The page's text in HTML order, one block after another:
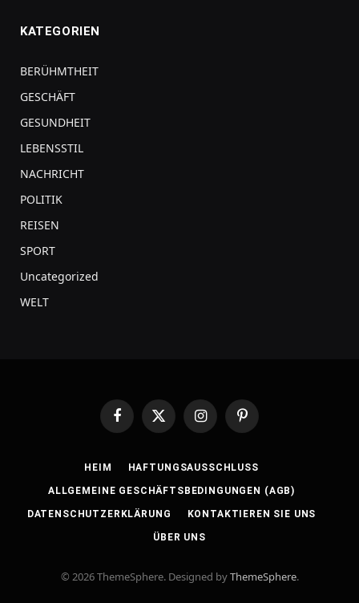
KATEGORIEN
BERÜHMTHEIT
GESCHÄFT
GESUNDHEIT
LEBENSSTIL
NACHRICHT
POLITIK
REISEN
SPORT
Uncategorized
WELT
FacebookX
(Twitter)
InstagramPinterest
HEIM HAFTUNGSAUSSCHLUSS
ALLGEMEINE GESCHÄFTSBEDINGUNGEN (AGB)
DATENSCHUTZERKLÄRUNG KONTAKTIEREN SIE UNS
ÜBER UNS
© 2026 ThemeSphere. Designed byThemeSphere.